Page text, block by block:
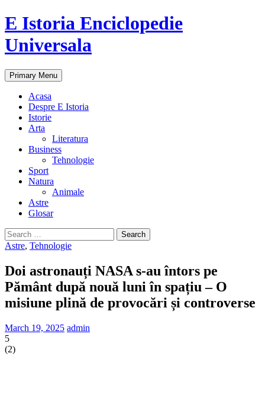
E Istoria Enciclopedie
Universala
Search
Primary Menu Skip
to
Acasa
Despre E Istoria
Istorie
Arta
Literatura
Business
Tehnologie
Sport
Natura
Animale
Astre
Glosar
Search
for:
Astre, Tehnologie
Doi astronauți NASA s-au întors pe
Pământ după nouă luni în spațiu – O
misiune plină de provocări și controverse
March 19, 2025 admin
5
(2)